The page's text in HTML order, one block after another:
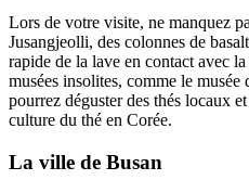
Lors de votre visite, ne manquez
Jusangjeolli, des colonnes de
rapide de la lave en contact avec
musées insolites, comme le
pourrez déguster des thés locaux
culture du thé en Corée.
La ville de Busan